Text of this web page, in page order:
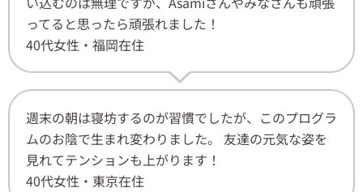
ってると思ったら頑張れました！
40代女性・福岡在住
週末の朝は寝坊するのが習慣でしたが、このプログラ
ムのお陰で生まれ変わりました。 友達の元気な姿を
見れてテンションも上がります！
40代女性・東京在住